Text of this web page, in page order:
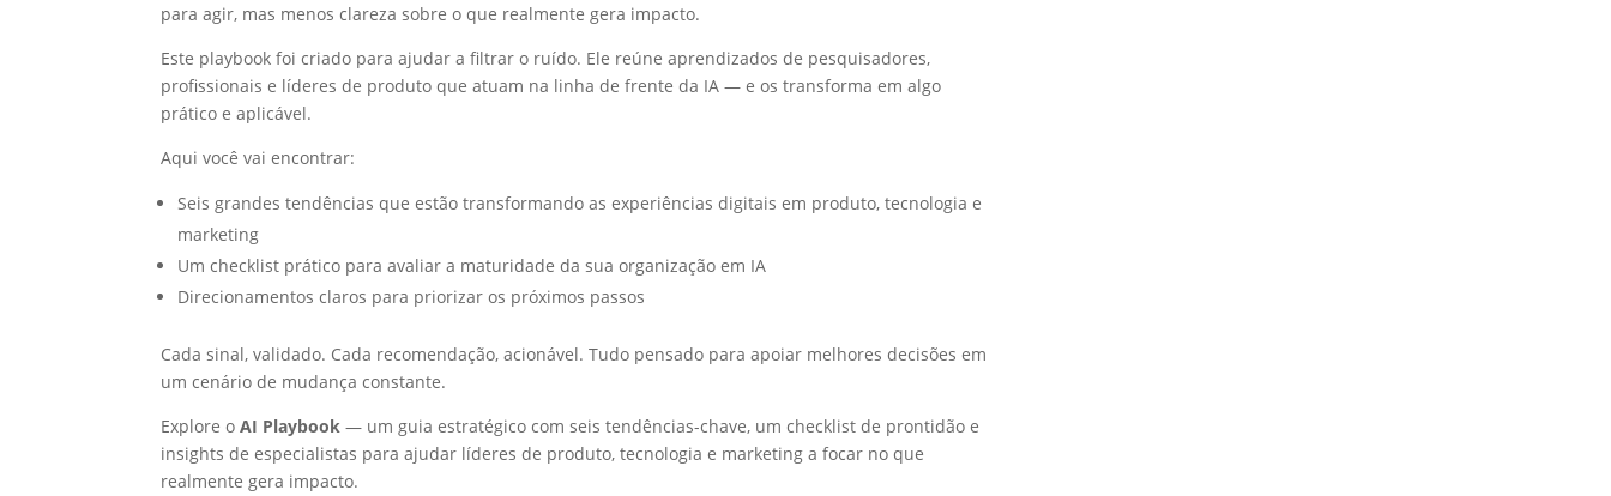
para agir, mas menos clareza sobre o que realmente gera impacto.
Este playbook foi criado para ajudar a filtrar o ruído. Ele reúne aprendizados de pesquisadores,
profissionais e líderes de produto que atuam na linha de frente da IA — e os transforma em algo
prático e aplicável.
Aqui você vai encontrar:
Seis grandes tendências que estão transformando as experiências digitais em produto, tecnologia e
marketing
Um checklist prático para avaliar a maturidade da sua organização em IA
Direcionamentos claros para priorizar os próximos passos
Cada sinal, validado. Cada recomendação, acionável. Tudo pensado para apoiar melhores decisões em
um cenário de mudança constante.
Explore oAI Playbook — um guia estratégico com seis tendências-chave, um checklist de prontidão e
insights de especialistas para ajudar líderes de produto, tecnologia e marketing a focar no que
realmente gera impacto.